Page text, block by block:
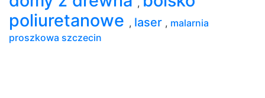
,
poliuretanowe , laser , malarnia
proszkowa szczecin